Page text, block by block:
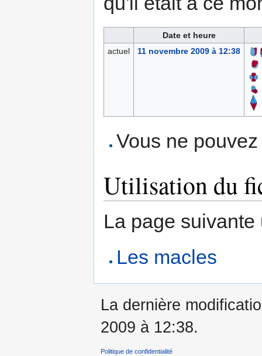
Date et heure
actuel
11 novembre 2009 à 12:38
Vous ne
Utilisation du
La page
Les macles
La dernière
2009 à 12:38.
Politique de confidentialité